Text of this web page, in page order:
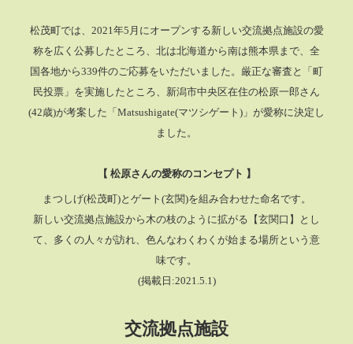
松茂町では、2021年5月にオープンする新しい交流拠点施設の愛
称を広く公募したところ、 北は北海道から南は熊本県まで、全
国各地から339件のご応募をいただいました。厳正な審査と「町
民投票」を実施したところ、 新潟市中央区在住の松原一郎さん
(42歳)が考案した「Matsushigate(マツシゲート)」が愛称に決定し
ました。
【 松原さんの愛称のコンセプト 】
まつしげ(松茂町)とゲート(玄関)を組み合わせた命名です。
新しい交流拠点施設から木の枝のように拡がる【玄関口】とし
て、多くの人々が訪れ、色んなわくわくが始まる場所という意
味です。
(掲載日:2021.5.1)
交流拠点施設